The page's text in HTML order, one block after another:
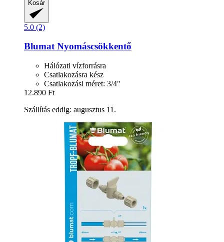
Kosár
5.0 (2)
BlumatNyomáscsökkentő
Hálózati vízforrásra
Csatlakozásra kész
Csatlakozási méret: 3/4"
12.890 Ft
Szállítás eddig: augusztus 11.